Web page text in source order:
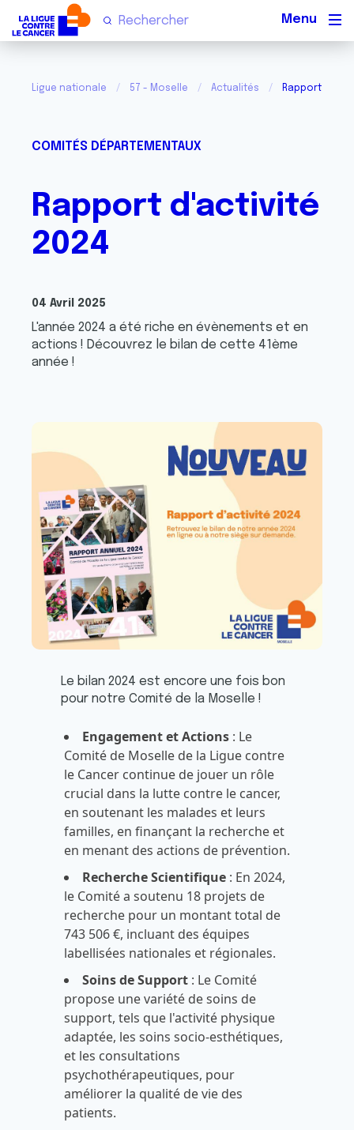
Ligue nationale 57 - Moselle Actualités Rapport
COMITÉS DÉPARTEMENTAUX
Rapport d'activité
2024
04 Avril 2025
L'année 2024 a été riche en évènements et en
actions ! Découvrez le bilan de cette 41ème
année !
Le bilan 2024 est encore une fois bon
pour notre Comité de la Moselle !
Engagement et Actions: Le
Comité de Moselle de la Ligue contre
le Cancer continue de jouer un rôle
crucial dans la lutte contre le cancer,
en soutenant les malades et leurs
familles, en finançant la recherche et
en menant des actions de prévention.
Recherche Scientifique: En 2024,
le Comité a soutenu 18 projets de
recherche pour un montant total de
743 506 €, incluant des équipes
labellisées nationales et régionales.
Soins de Support: Le Comité
propose une variété de soins de
support, tels que l'activité physique
adaptée, les soins socio-esthétiques,
et les consultations
psychothérapeutiques, pour
améliorer la qualité de vie des
patients.